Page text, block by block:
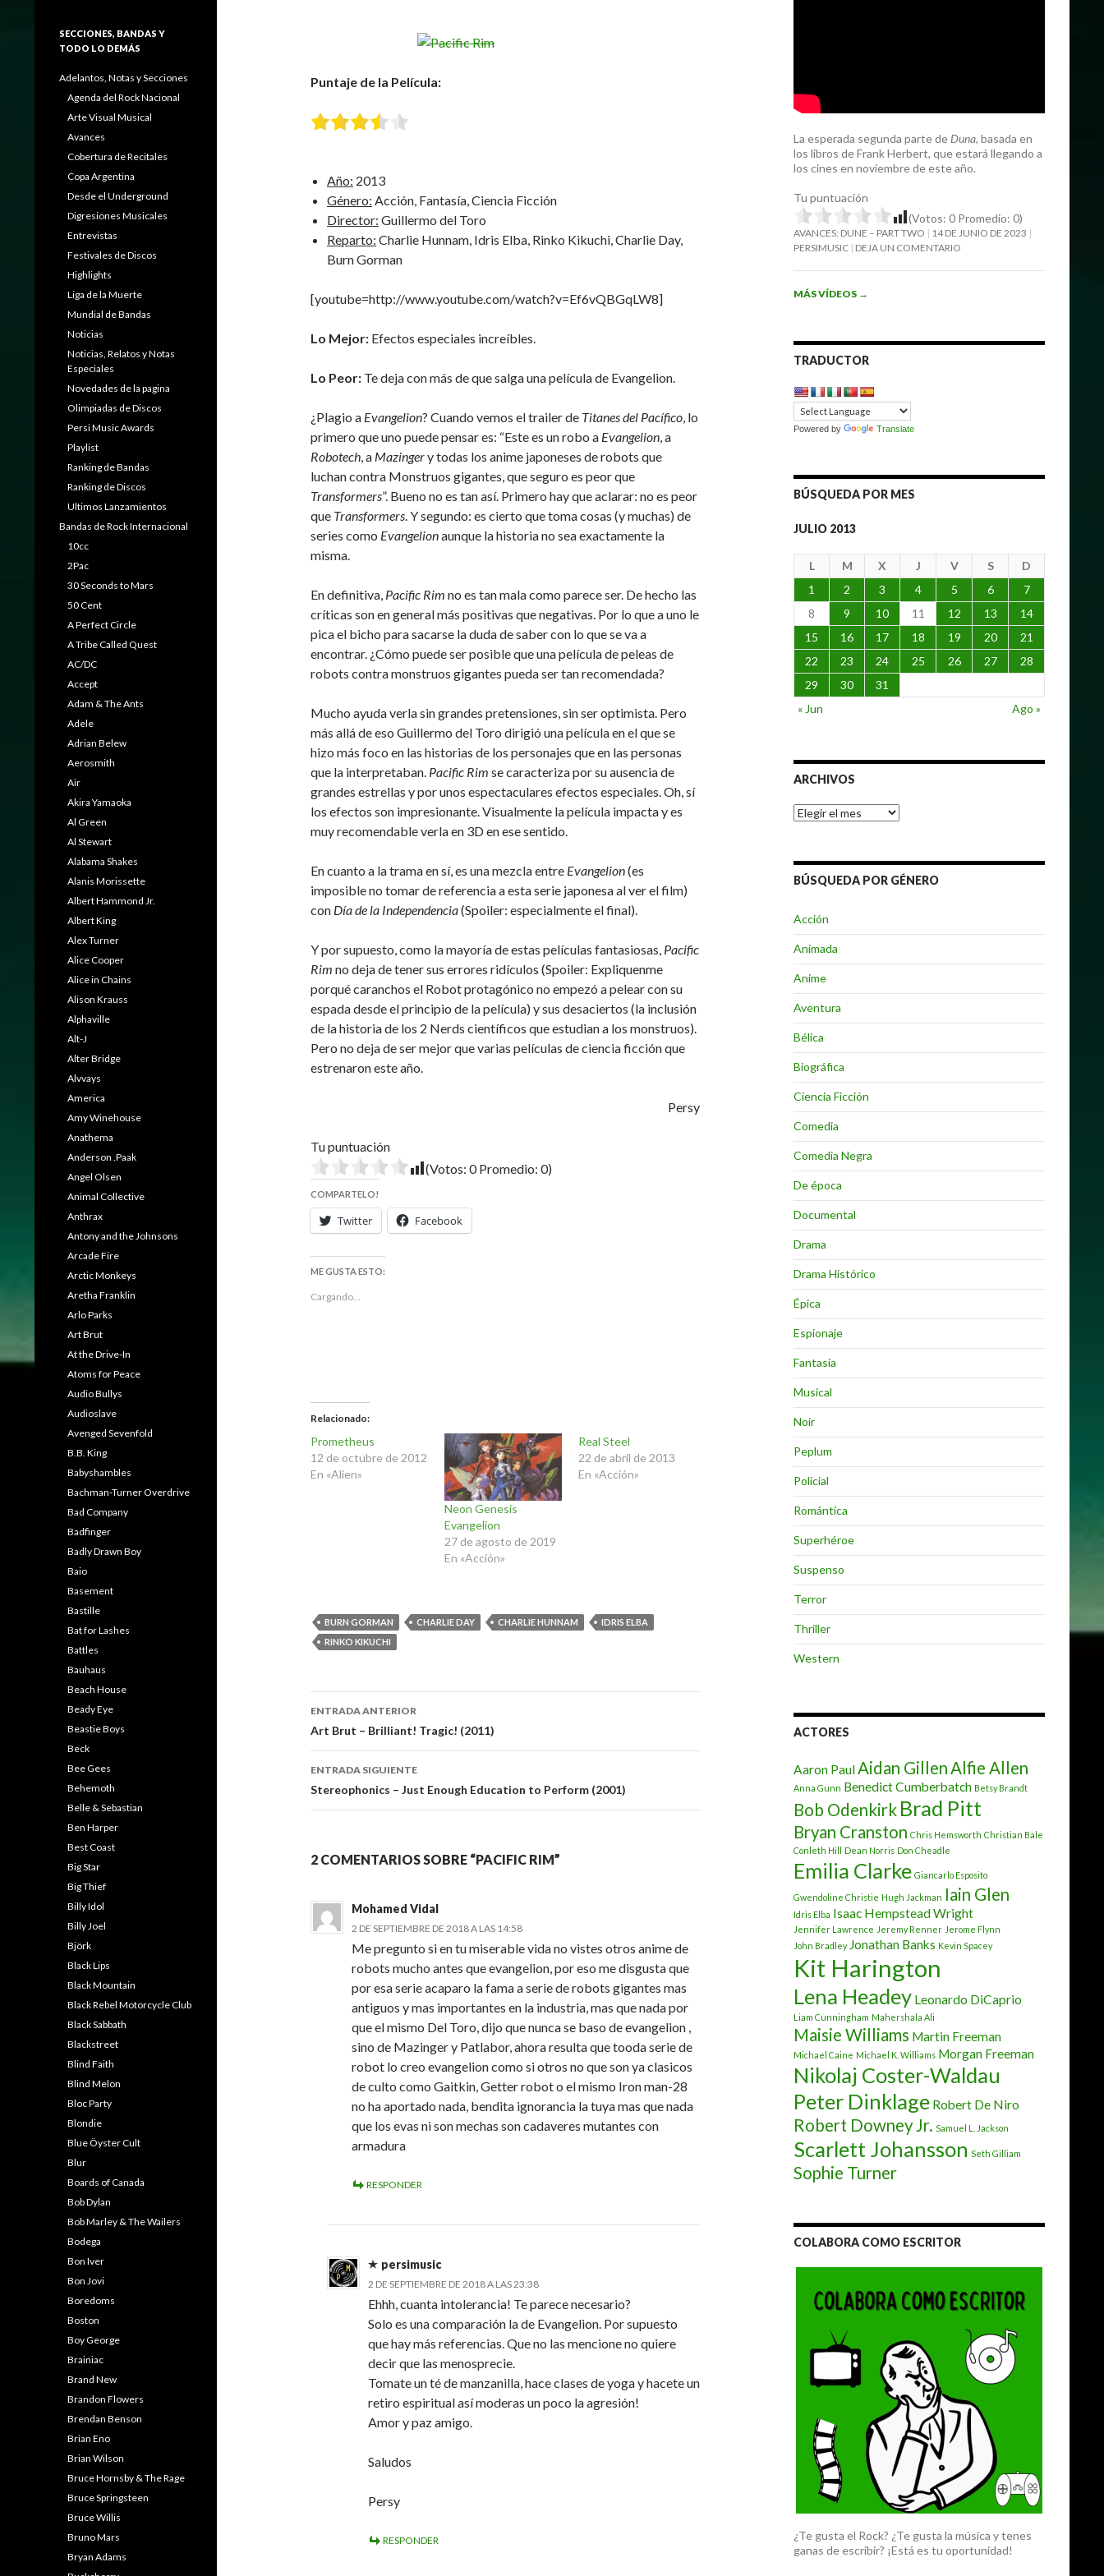
Puntaje de la Película:
Año: 2013
Género: Acción, Fantasía, Ciencia Ficción
Director: Guillermo del Toro
Reparto: Charlie Hunnam, Idris Elba, Rinko Kikuchi, Charlie Day,
Burn Gorman
[youtube=http://www.youtube.com/watch?v=Ef6vQBGqLW8]
Lo Mejor: Efectos especiales increíbles.
Lo Peor: Te deja con más de que salga una película de Evangelion.
¿Plagio a Evangelion? Cuando vemos el trailer de Titanes del Pacífico, lo
primero que uno puede pensar es: “Este es un robo a Evangelion, a
Robotech, a Mazingery todas los anime japoneses de robots que
luchan contra Monstruos gigantes, que seguro es peor que
Transformers”. Bueno no es tan así. Primero hay que aclarar: no es peor
que Transformers. Y segundo: es cierto que toma cosas (y muchas) de
series como Evangelionaunque la historia no sea exactamente la
misma.
En definitiva, Pacific Rim no es tan mala como parece ser. De hecho las
críticas son en general más positivas que negativas. Por lo que a uno le
pica el bicho para sacarse la duda de saber con lo que se va a
encontrar. ¿Cómo puede ser posible que una película de peleas de
robots contra monstruos gigantes pueda ser tan recomendada?
Mucho ayuda verla sin grandes pretensiones, sin ser optimista. Pero
más allá de eso Guillermo del Toro dirigió una película en el que se
hizo más foco en las historias de los personajes que en las personas
que la interpretaban. Pacific Rim se caracteriza por su ausencia de
grandes estrellas y por unos espectaculares efectos especiales. Oh, sí
los efectos son impresionante. Visualmente la película impacta y es
muy recomendable verla en 3D en ese sentido.
En cuanto a la trama en sí, es una mezcla entre Evangelion(es
imposible no tomar de referencia a esta serie japonesa al ver el film)
con Día de la Independencia(Spoiler: especialmente el final).
Y por supuesto, como la mayoría de estas películas fantasiosas, Pacific
Rim no deja de tener sus errores ridículos (Spoiler: Expliquenme
porqué caranchos el Robot protagónico no empezó a pelear con su
espada desde el principio de la película) y sus desaciertos (la inclusión
de la historia de los 2 Nerds científicos que estudian a los monstruos).
Pero no deja de ser mejor que varias películas de ciencia ficción que
estrenaron este año.
Persy
Tu puntuación
(Votos: 0Promedio: 0)
COMPARTELO!
Twitter Facebook
ME GUSTA ESTO:
Cargando...
Relacionado
Prometheus
12 de octubre de 2012
En «Alien»
Neon Genesis
Evangelion
27 de agosto de 2019
En «Acción»
Real Steel
22 de abril de 2013
En «Acción»
BURN GORMAN CHARLIE DAY CHARLIE HUNNAM
IDRIS ELBA
RINKO KIKUCHI
Navegación
de
entradas
ENTRADA ANTERIOR
Art Brut – Brilliant! Tragic! (2011)
ENTRADA SIGUIENTE
Stereophonics – Just Enough Education to Perform (2001)
2 COMENTARIOS SOBRE “PACIFIC RIM”
Mohamed Vidal
2 DE SEPTIEMBRE DE 2018 A LAS 14:58
Me pregunto si en tu miserable vida no vistes otros anime de
robots mucho antes que evangelion, por eso me disgusta que
por esa serie acaparo la fama a serie de robots gigantes mas
antiguos y mas importantes en la industria, mas que nada por
que el mismo Del Toro, dijo que nunca se baso de evangelion ,
sino de Mazinger y Patlabor, ahora resulta que tooda serie de
robot lo creo evangelion como si otros no que son ya clasicos
de culto como Gaitkin, Getter robot o el mismo Iron man-28
no ha aportado nada, bendita ignorancia la tuya mas que nada
que los evas ni son mechas son cadaveres mutantes con
armadura
RESPONDER
persimusic
2 DE SEPTIEMBRE DE 2018 A LAS 23:38
Ehhh, cuanta intolerancia! Te parece necesario?
Solo es una comparación la de Evangelion. Por supuesto
que hay más referencias. Que no las mencione no quiere
decir que las menosprecie.
Tomate un té de manzanilla, hace clases de yoga y hacete un
retiro espiritual así moderas un poco la agresión!
Amor y paz amigo.
Saludos
Persy
RESPONDER
La esperada segunda parte de Duna, basada en
los libros de Frank Herbert, que estará llegando a
los cines en noviembre de este año.
Tu puntuación
(Votos: 0 Promedio: 0)
AVANCES: DUNE – PART TWO
14 DE JUNIO DE 2023
PERSIMUSIC DEJA UN COMENTARIO
MÁS VÍDEOS →
TRADUCTOR
Powered by Translate
BÚSQUEDA POR MES
JULIO 2013
L M X J V S
D
1
2 3 4 5 6
7
8
9 10 11 12 13
14
15
16 17 18 19 20
21
22
23 24 25 26 27
28
29
30
31
« Jun
Ago »
ARCHIVOS
Archivos
BÚSQUEDA POR GÉNERO
Acción
Animada
Anime
Aventura
Bélica
Biográfica
Ciencia Ficción
Comedia
Comedia Negra
De época
Documental
Drama
Drama Histórico
Épica
Espionaje
Fantasia
Musical
Noir
Peplum
Policial
Romántica
Superhéroe
Suspenso
Terror
Thriller
Western
ACTORES
Aaron PaulAidan GillenAlfie Allen
Anna Gunn Benedict Cumberbatch Betsy Brandt
Bob Odenkirk Brad Pitt
Bryan Cranston Chris Hemsworth Christian Bale
Conleth Hill
Dean Norris Don Cheadle
Emilia Clarke Giancarlo Esposito
Gwendoline Christie Hugh Jackman Iain Glen
Idris Elba Isaac Hempstead Wright
Jennifer Lawrence Jeremy Renner Jerome Flynn
John Bradley Jonathan Banks Kevin Spacey
Kit Harington
Lena Headey Leonardo DiCaprio
Liam Cunningham Mahershala Ali
Maisie Williams Martin Freeman
Michael Caine Michael K. Williams Morgan Freeman
Nikolaj Coster-Waldau
Peter Dinklage Robert De Niro
Robert Downey Jr. Samuel L. Jackson
Scarlett Johansson Seth Gilliam
Sophie Turner
COLABORA COMO ESCRITOR
¿Te gusta el Rock? ¿Te gusta la música y tenes
ganas de escribir? ¡Está es tu oportunidad!
SECCIONES, BANDAS Y
TODO LO DEMÁS
Adelantos, Notas y Secciones
Agenda del Rock Nacional
Arte Visual Musical
Avances
Cobertura de Recitales
Copa Argentina
Desde el Underground
Digresiones Musicales
Entrevistas
Festivales de Discos
Highlights
Liga de la Muerte
Mundial de Bandas
Noticias
Noticias, Relatos y Notas
Especiales
Novedades de la pagina
Olimpiadas de Discos
Persi Music Awards
Playlist
Ranking de Bandas
Ranking de Discos
Ultimos Lanzamientos
Bandas de Rock Internacional
10cc
2Pac
30 Seconds to Mars
50 Cent
A Perfect Circle
A Tribe Called Quest
AC/DC
Accept
Adam & The Ants
Adele
Adrian Belew
Aerosmith
Air
Akira Yamaoka
Al Green
Al Stewart
Alabama Shakes
Alanis Morissette
Albert Hammond Jr.
Albert King
Alex Turner
Alice Cooper
Alice in Chains
Alison Krauss
Alphaville
Alt-J
Alter Bridge
Alvvays
America
Amy Winehouse
Anathema
Anderson .Paak
Angel Olsen
Animal Collective
Anthrax
Antony and the Johnsons
Arcade Fire
Arctic Monkeys
Aretha Franklin
Arlo Parks
Art Brut
At the Drive-In
Atoms for Peace
Audio Bullys
Audioslave
Avenged Sevenfold
B.B. King
Babyshambles
Bachman-Turner Overdrive
Bad Company
Badfinger
Badly Drawn Boy
Baio
Basement
Bastille
Bat for Lashes
Battles
Bauhaus
Beach House
Beady Eye
Beastie Boys
Beck
Bee Gees
Behemoth
Belle & Sebastian
Ben Harper
Best Coast
Big Star
Big Thief
Billy Idol
Billy Joel
Björk
Black Lips
Black Mountain
Black Rebel Motorcycle Club
Black Sabbath
Blackstreet
Blind Faith
Blind Melon
Bloc Party
Blondie
Blue Öyster Cult
Blur
Boards of Canada
Bob Dylan
Bob Marley & The Wailers
Bodega
Bon Iver
Bon Jovi
Boredoms
Boston
Boy George
Brainiac
Brand New
Brandon Flowers
Brendan Benson
Brian Eno
Brian Wilson
Bruce Hornsby & The Rage
Bruce Springsteen
Bruce Willis
Bruno Mars
Bryan Adams